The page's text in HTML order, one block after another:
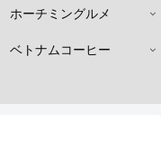
ホーチミングルメ
ベトナムコーヒー